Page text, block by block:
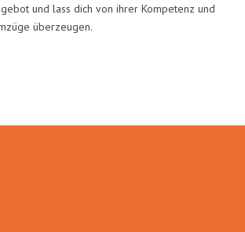
und lass dich von ihrer Kompetenz und
überzeugen.